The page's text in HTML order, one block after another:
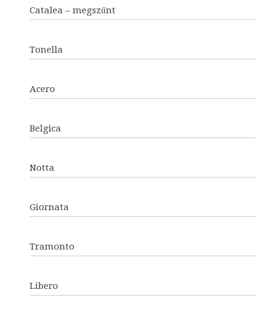
Catalea – megszűnt
Tonella
Acero
Belgica
Notta
Giornata
Tramonto
Libero